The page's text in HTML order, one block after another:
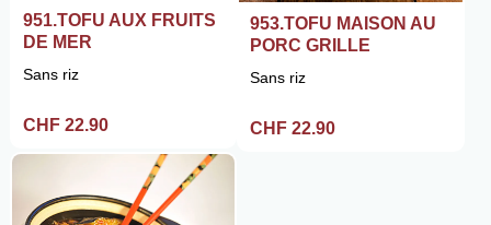
951.TOFU AUX FRUITS
DE MER
Sans riz
CHF 22.90
953.TOFU MAISON AU
PORC GRILLE
Sans riz
CHF 22.90